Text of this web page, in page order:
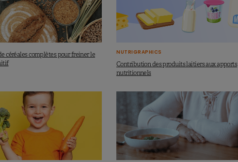
céréales complètes pour freiner le
NUTRIGRAPHICS
Contribution des produits laitiers aux apports
nutritionnels